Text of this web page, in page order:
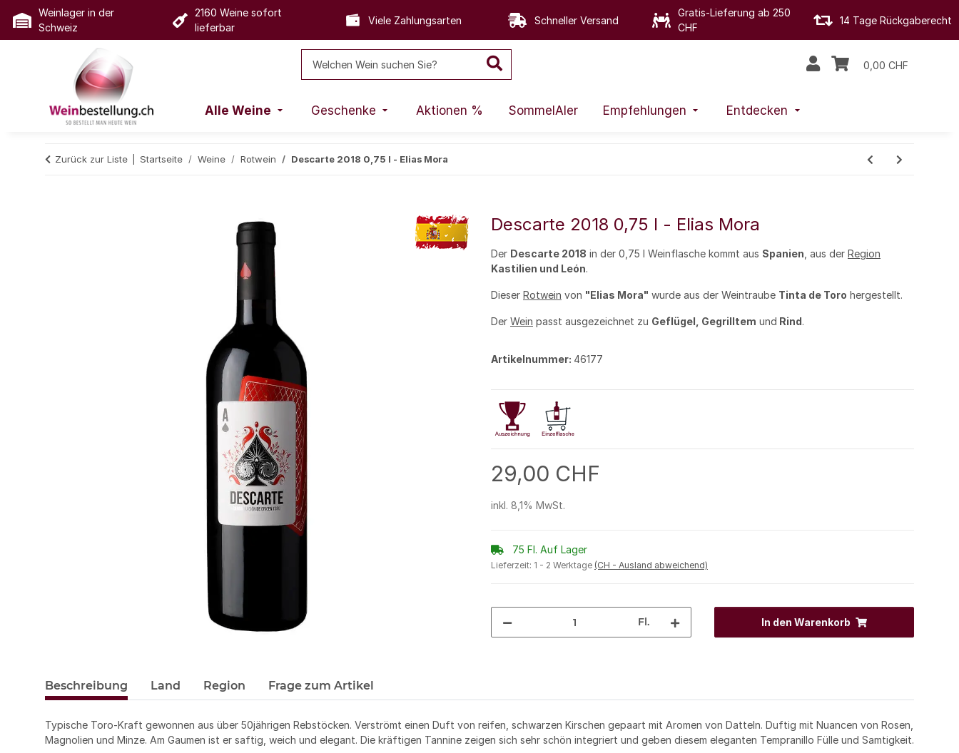
Weinlager in der
Schweiz
2160 Weine sofort
lieferbar
Viele Zahlungsarten Schneller Versand
Gratis-Lieferung ab 250
CHF
14 Tage Rückgaberecht
0,00 CHF
Alle Weine Geschenke Aktionen % SommelAIer Empfehlungen Entdecken
Zurück zur Liste Startseite Weine Rotwein Descarte 2018 0,75 l - Elias Mora
Descarte 2018 0,75 l - Elias Mora
Der Descarte 2018 in der 0,75 l Weinflasche kommt aus Spanien , aus der Region
Kastilien und León.
Dieser Rotwein von "Elias Mora" wurde aus der Weintraube Tinta de Toro hergestellt.
Der Wein passt ausgezeichnet zu Geflügel, Gegrilltem und Rind.
Artikelnummer: 46177
29,00 CHF
inkl. 8,1% MwSt.
75 Fl. Auf Lager
Lieferzeit: 1 - 2 Werktage (CH - Ausland abweichend)
Fl. In den Warenkorb
Beschreibung Land Region Frage zum Artikel
Typische Toro-Kraft gewonnen aus über 50jährigen Rebstöcken. Verströmt einen Duft von reifen, schwarzen Kirschen gepaart mit Aromen von Datteln. Duftig mit Nuancen von Rosen,
Magnolien und Minze. Am Gaumen ist er saftig, weich und elegant. Die kräftigen Tannine zeigen sich sehr schön integriert und geben diesem eleganten Tempranillo Fülle und Samtigkeit.